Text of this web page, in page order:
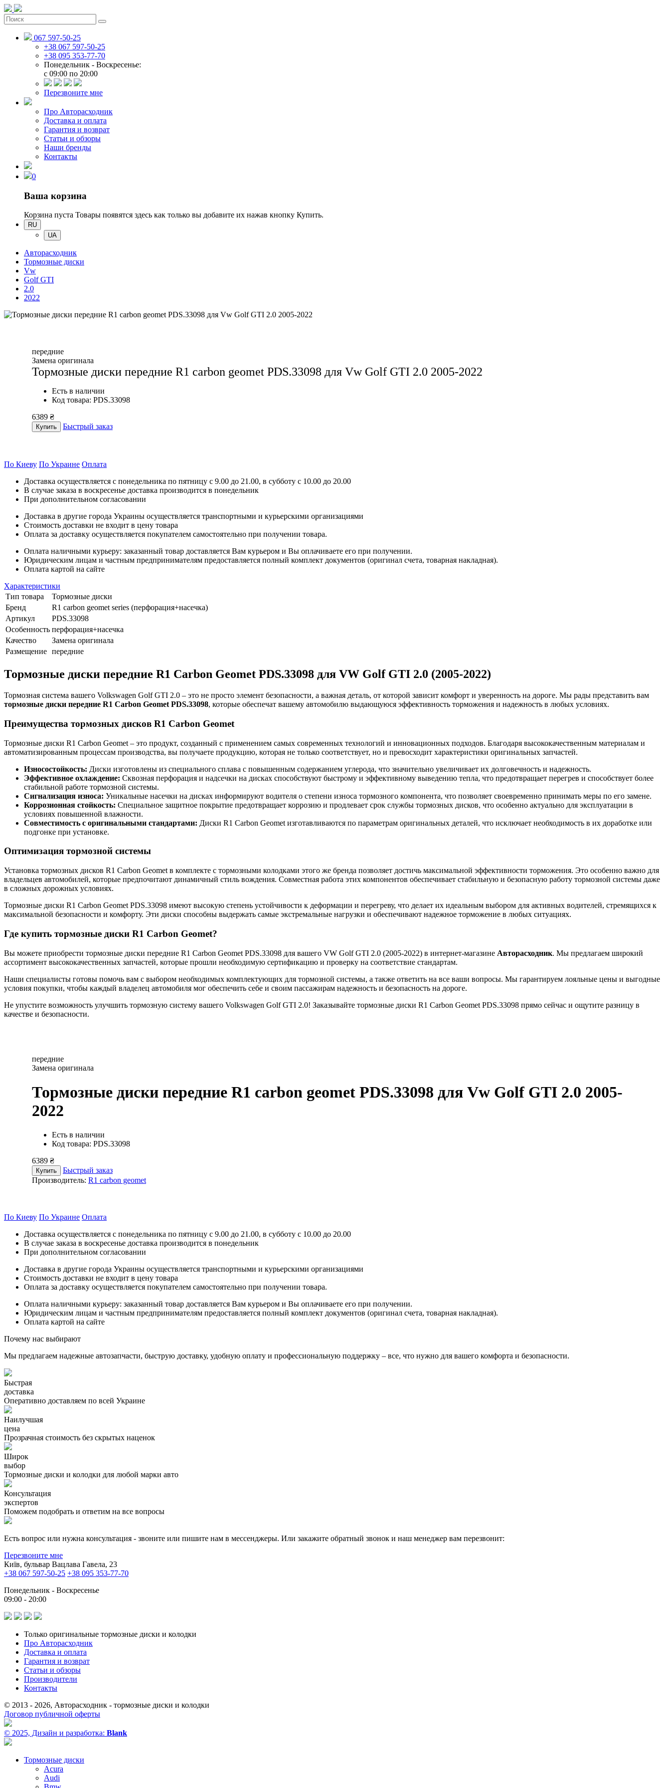
067 597-50-25
+38 067 597-50-25
+38 095 353-77-70
Понедельник - Воскресенье:
c 09:00 по 20:00
Перезвоните мне
Про Авторасходник
Доставка и оплата
Гарантия и возврат
Статьи и обзоры
Наши бренды
Контакты
0
Ваша корзина
Корзина пуста Товары появятся здесь как только вы добавите их нажав кнопку Купить.
RU
UA
Авторасходник
Тормозные диски
Vw
Golf GTI
2.0
2022
передние
Замена оригинала
Тормозные диски передние R1 carbon geomet PDS.33098 для Vw Golf GTI 2.0 2005-2022
Есть в наличии
Код товара: PDS.33098
6389 ₴
Купить Быстрый заказ
По Киеву По Украине Оплата
Доставка осуществляется с понедельника по пятницу с 9.00 до 21.00, в субботу с 10.00 до 20.00
В случае заказа в воскресенье доставка производится в понедельник
При дополнительном согласовании
Доставка в другие города Украины осуществляется транспортными и курьерскими организациями
Стоимость доставки не входит в цену товара
Оплата за доставку осуществляется покупателем самостоятельно при получении товара.
Оплата наличными курьеру: заказанный товар доставляется Вам курьером и Вы оплачиваете его при получении.
Юридическим лицам и частным предпринимателям предоставляется полный комплект документов (оригинал счета, товарная накладная).
Оплата картой на сайте
Характеристики
Тип товара
Тормозные диски
Бренд
R1 carbon geomet series (перфорация+насечка)
Артикул
PDS.33098
Особенность перфорация+насечка
Качество
Замена оригинала
Размещение передние
Тормозные диски передние R1 Carbon Geomet PDS.33098 для VW Golf GTI 2.0 (2005-2022)
Тормозная система вашего Volkswagen Golf GTI 2.0 – это не просто элемент безопасности, а важная деталь, от которой зависит комфорт и уверенность на дороге. Мы рады представить вам
тормозные диски передние R1 Carbon Geomet PDS.33098, которые обеспечат вашему автомобилю выдающуюся эффективность торможения и надежность в любых условиях.
Преимущества тормозных дисков R1 Carbon Geomet
Тормозные диски R1 Carbon Geomet – это продукт, созданный с применением самых современных технологий и инновационных подходов. Благодаря высококачественным материалам и
автоматизированным процессам производства, вы получаете продукцию, которая не только соответствует, но и превосходит характеристики оригинальных запчастей.
Износостойкость: Диски изготовлены из специального сплава с повышенным содержанием углерода, что значительно увеличивает их долговечность и надежность.
Эффективное охлаждение: Сквозная перфорация и надсечки на дисках способствуют быстрому и эффективному выведению тепла, что предотвращает перегрев и способствует более
стабильной работе тормозной системы.
Сигнализация износа: Уникальные насечки на дисках информируют водителя о степени износа тормозного компонента, что позволяет своевременно принимать меры по его замене.
Коррозионная стойкость: Специальное защитное покрытие предотвращает коррозию и продлевает срок службы тормозных дисков, что особенно актуально для эксплуатации в
условиях повышенной влажности.
Совместимость с оригинальными стандартами: Диски R1 Carbon Geomet изготавливаются по параметрам оригинальных деталей, что исключает необходимость в их доработке или
подгонке при установке.
Оптимизация тормозной системы
Установка тормозных дисков R1 Carbon Geomet в комплекте с тормозными колодками этого же бренда позволяет достичь максимальной эффективности торможения. Это особенно важно для
владельцев автомобилей, которые предпочитают динамичный стиль вождения. Совместная работа этих компонентов обеспечивает стабильную и безопасную работу тормозной системы даже
в сложных дорожных условиях.
Тормозные диски R1 Carbon Geomet PDS.33098 имеют высокую степень устойчивости к деформации и перегреву, что делает их идеальным выбором для активных водителей, стремящихся к
максимальной безопасности и комфорту. Эти диски способны выдержать самые экстремальные нагрузки и обеспечивают надежное торможение в любых ситуациях.
Где купить тормозные диски R1 Carbon Geomet?
Вы можете приобрести тормозные диски передние R1 Carbon Geomet PDS.33098 для вашего VW Golf GTI 2.0 (2005-2022) в интернет-магазине Авторасходник. Мы предлагаем широкий
ассортимент высококачественных запчастей, которые прошли необходимую сертификацию и проверку на соответствие стандартам.
Наши специалисты готовы помочь вам с выбором необходимых комплектующих для тормозной системы, а также ответить на все ваши вопросы. Мы гарантируем лояльные цены и выгодные
условия покупки, чтобы каждый владелец автомобиля мог обеспечить себе и своим пассажирам надежность и безопасность на дороге.
Не упустите возможность улучшить тормозную систему вашего Volkswagen Golf GTI 2.0! Заказывайте тормозные диски R1 Carbon Geomet PDS.33098 прямо сейчас и ощутите разницу в
качестве и безопасности.
передние
Замена оригинала
Тормозные диски передние R1 carbon geomet PDS.33098 для Vw Golf GTI 2.0 2005-
2022
Есть в наличии
Код товара: PDS.33098
6389 ₴
Купить
Быстрый заказ
Производитель: R1 carbon geomet
По Киеву По Украине Оплата
Доставка осуществляется с понедельника по пятницу с 9.00 до 21.00, в субботу с 10.00 до 20.00
В случае заказа в воскресенье доставка производится в понедельник
При дополнительном согласовании
Доставка в другие города Украины осуществляется транспортными и курьерскими организациями
Стоимость доставки не входит в цену товара
Оплата за доставку осуществляется покупателем самостоятельно при получении товара.
Оплата наличными курьеру: заказанный товар доставляется Вам курьером и Вы оплачиваете его при получении.
Юридическим лицам и частным предпринимателям предоставляется полный комплект документов (оригинал счета, товарная накладная).
Оплата картой на сайте
Почему нас выбирают
Мы предлагаем надежные автозапчасти, быструю доставку, удобную оплату и профессиональную поддержку – все, что нужно для вашего комфорта и безопасности.
Быстрая
доставка
Оперативно доставляем по всей Украине
Наилучшая
цена
Прозрачная стоимость без скрытых наценок
Широк
выбор
Тормозные диски и колодки для любой марки авто
Консультация
экспертов
Поможем подобрать и ответим на все вопросы
Есть вопрос или нужна консультация - звоните или пишите нам в мессенджеры. Или закажите обратный звонок и наш менеджер вам перезвонит:
Перезвоните мне
Київ, бульвар Вацлава Гавела, 23
+38 067 597-50-25 +38 095 353-77-70
Понедельник - Воскресенье
09:00 - 20:00
Только оригинальные тормозные диски и колодки
Про Авторасходник
Доставка и оплата
Гарантия и возврат
Статьи и обзоры
Производители
Контакты
© 2013 - 2026, Авторасходник - тормозные диски и колодки
Договор публичной оферты
© 2025, Дизайн и разработка: Blank
Тормозные диски
Acura
Audi